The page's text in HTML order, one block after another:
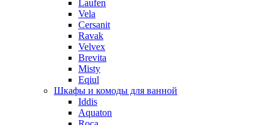
Laufen
Vela
Cersanit
Ravak
Velvex
Brevita
Misty
Eqiul
Шкафы и комоды для ванной
Iddis
Aquaton